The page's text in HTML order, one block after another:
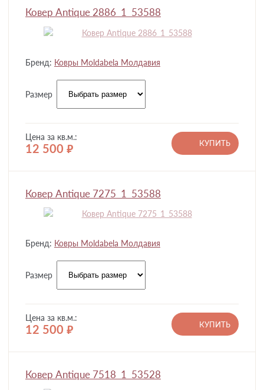
Ковер Antique 2886_1_53588
Бренд: Ковры Moldabela Молдавия
Размер
Цена за кв.м.:
12 500 руб.
КУПИТЬ
Ковер Antique 7275_1_53588
Бренд: Ковры Moldabela Молдавия
Размер
Цена за кв.м.:
12 500 руб.
КУПИТЬ
Ковер Antique 7518_1_53528